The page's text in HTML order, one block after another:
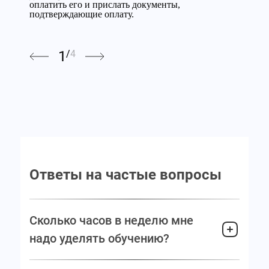
оплатить его и прислать документы,
подтверждающие оплату.
оплатить его и прислать документы,
подтверждающие оплату.
1 /4
Ответы на частые вопросы
Сколько часов в неделю мне
надо уделять обучению?